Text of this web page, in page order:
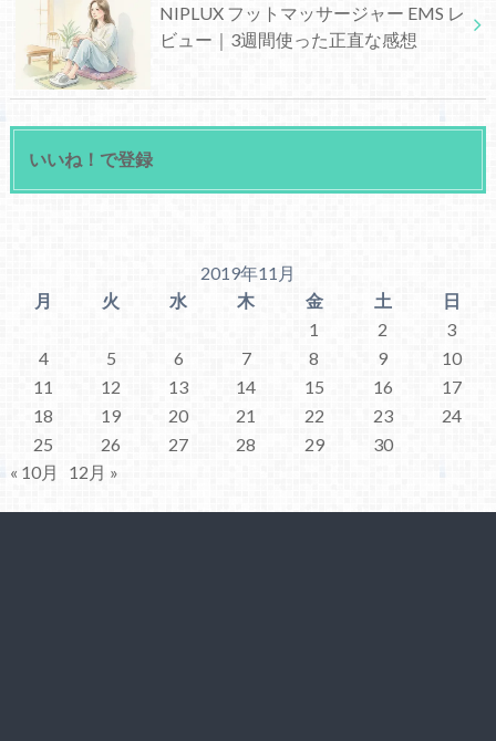
NIPLUX フットマッサージャー EMS レ
ビュー｜3週間使った正直な感想
いいね！で登録
2019年11月
月
火 水 木 金 土
日
1
2
3
4
5 6 7 8 9
10
11
12 13 14 15 16
17
18
19 20 21 22 23
24
25
26 27 28 29
30
« 10月
12月 »